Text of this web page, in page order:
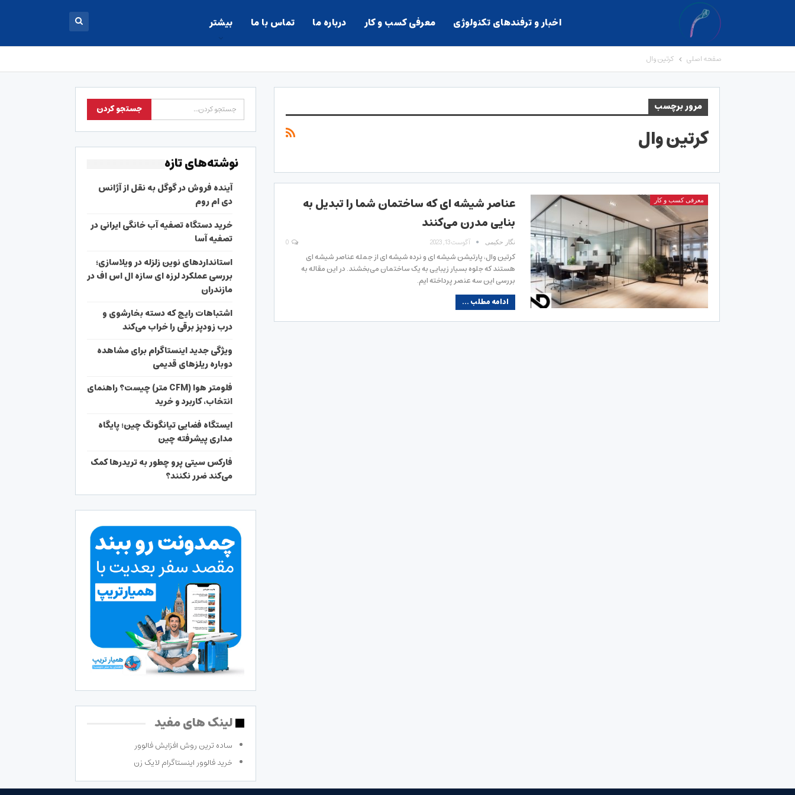
اخبار و ترفندهای تکنولوژی معرفی کسب و کار درباره ما تماس با ما بیشتر
صفحه اصلی کرتین وال
مرور برچسب
کرتین وال
معرفی کسب و کار
عناصر شیشه ای که ساختمان شما را تبدیل به
بنایی مدرن می‌کنند
نگار حکیمی آگوست 13, 2023
کرتین وال، پارتیشن شیشه ای و نرده شیشه ای از جمله عناصر شیشه ای
هستند که جلوه بسیار زیبایی به یک ساختمان می‌بخشند. در این مقاله به
بررسی این سه عنصر پرداخته ایم.
ادامه مطلب ...
نوشته‌های تازه
آینده فروش در گوگل به نقل از آژانس
دی ام روم
خرید دستگاه تصفیه آب خانگی ایرانی در
تصفیه آسا
استانداردهای نوین زلزله در ویلاسازی؛
بررسی عملکرد لرزه ای سازه ال اس اف در
مازندران
اشتباهات رایج که دسته بخارشوی و
درب زودپز برقی را خراب می‌کند
ویژگی جدید اینستاگرام برای مشاهده
دوباره ریلزهای قدیمی
فلومتر هوا (CFM متر) چیست؟ راهنمای
انتخاب، کاربرد و خرید
ایستگاه فضایی تیانگونگ چین؛ پایگاه
مداری پیشرفته چین
فارکس سیتی پرو چطور به تریدرها کمک
می‌کند ضرر نکنند؟
لینک های مفید
ساده ترین روش افزایش فالوور
خرید فالوور اینستاگرام لایک زن